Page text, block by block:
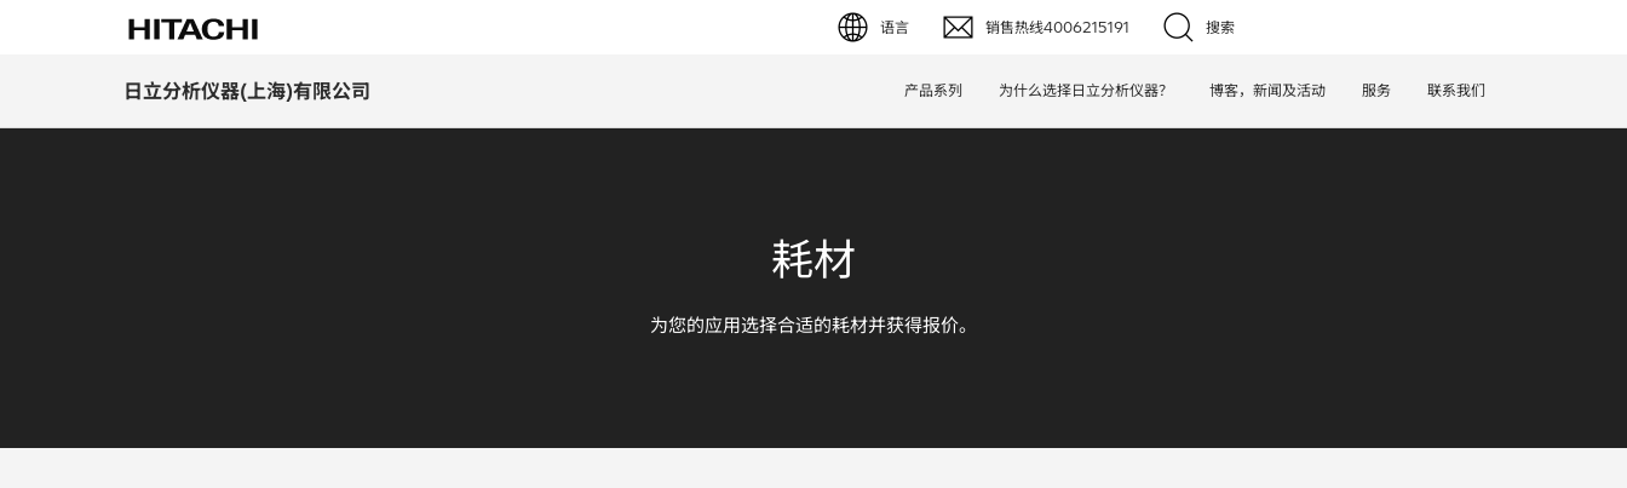
语言
English (EN)
销售热线4006215191 搜索
日立分析仪器(上海)有限公司 产品系列 为什么选择日立分析仪器？ 博客，新闻及活动 服务 联系我们
耗材
为您的应用选择合适的耗材并获得报价。